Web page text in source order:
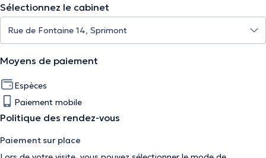
Sélectionnez le cabinet
Moyens de paiement
Espèces
Paiement mobile
Politique des rendez-vous
Paiement sur place